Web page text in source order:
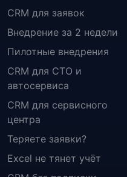
CRM для заявок
Внедрение за 2 недели
Пилотные внедрения
CRM для СТО и
автосервиса
CRM для сервисного
центра
Теряете заявки?
Excel не тянет учёт